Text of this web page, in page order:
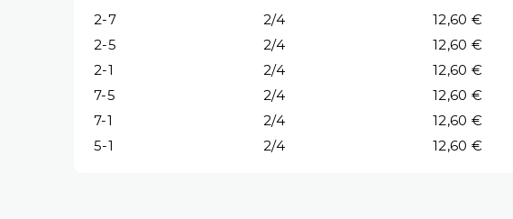
2-7
2/4
12,60 €
2-5
2/4
12,60 €
2-1
2/4
12,60 €
7-5
2/4
12,60 €
7-1
2/4
12,60 €
5-1
2/4 12,60 €